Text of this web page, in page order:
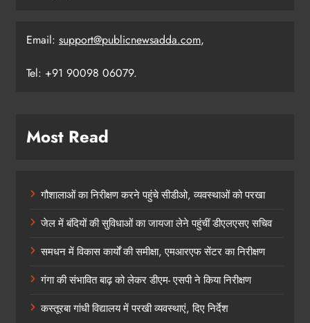
Email: support@publicnewsadda.com,
Tel: +91 90098 06079.
Most Read
गौशालाओं का निरीक्षण करने पहुंचे सीडीओ, व्यवस्थाओं को परखा
जेल में बंदियों की सुविधाओं का जायजा लेने पहुंचीं डीएलएसए सचिव
समधन में विकास कार्यों की समीक्षा, एमआरएफ सेंटर का निरीक्षण
गंगा की संभावित बाढ़ को लेकर डीएम- एसपी ने किया निरीक्षण
कस्तूरबा गांधी विद्यालय में परखी व्यवस्थाएं, दिए निर्देश